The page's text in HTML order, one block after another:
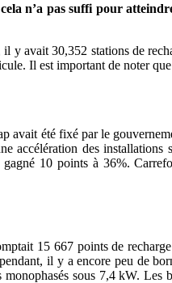
n’a pas suffi pour
y avait 30,352 stations de
Il est important de noter
avait été fixé par le
accélération des
10 points à 36%.
15 667 points de
il y a encore peu de
sous 7,4 kW.